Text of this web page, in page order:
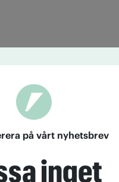
på vårt nyhetsbrev
inget